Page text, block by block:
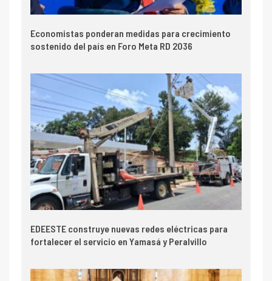
Economistas ponderan medidas para crecimiento
sostenido del país en Foro Meta RD 2036
EDEESTE construye nuevas redes eléctricas para
fortalecer el servicio en Yamasá y Peralvillo